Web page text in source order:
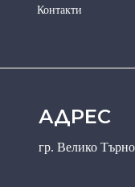
Контакти
АДРЕС
гр. Велико